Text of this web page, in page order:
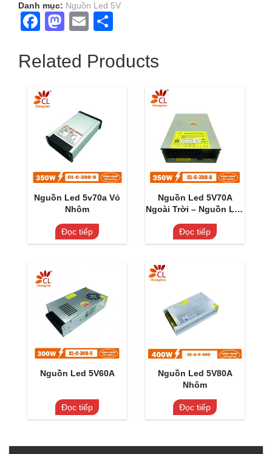
Danh mục: Nguồn Led 5V
Facebook
Mastodon
Email
Related Products
Nguồn Led 5v70a Vỏ
Nhôm
Đọc tiếp
Nguồn Led 5V70A
Ngoài Trời – Nguồn Led
Đọc tiếp
Nguồn Led 5V60A
Đọc tiếp
Nguồn Led 5V80A
Nhôm
Đọc tiếp